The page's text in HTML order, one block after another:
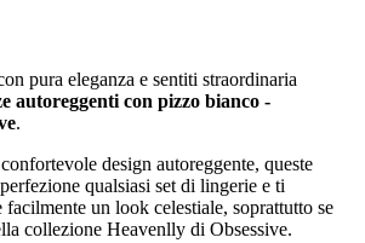
pura eleganza e sentiti straordinaria
autoreggenti con pizzo bianco -
.
design autoreggente, queste
qualsiasi set di lingerie e ti
facilmente un look celestiale, soprattutto se
collezione Heavenlly di Obsessive.